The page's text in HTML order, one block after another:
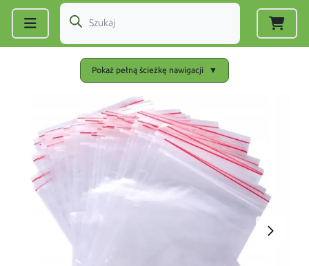
Pokaż pełną ścieżkę nawigacji ▼